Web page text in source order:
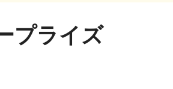
プライズ